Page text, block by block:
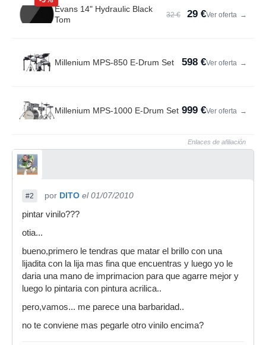
Evans 14" Hydraulic Black
Tom
32 € 29 €Ver oferta →
Millenium MPS-850 E-Drum Set 598 €Ver oferta →
Millenium MPS-1000 E-Drum Set 999 €Ver oferta →
Enlaces de afiliación
#2 por DITO el 01/07/2010
pintar vinilo???
otia...
bueno,primero le tendras que matar el brillo con una
lijadita con la lija mas fina que encuentras y luego yo le
daria una mano de imprimacion para que agarre mejor y
luego lo pintaria con pintura acrilica..
pero,vamos... me parece una barbaridad..
no te conviene mas pegarle otro vinilo encima?